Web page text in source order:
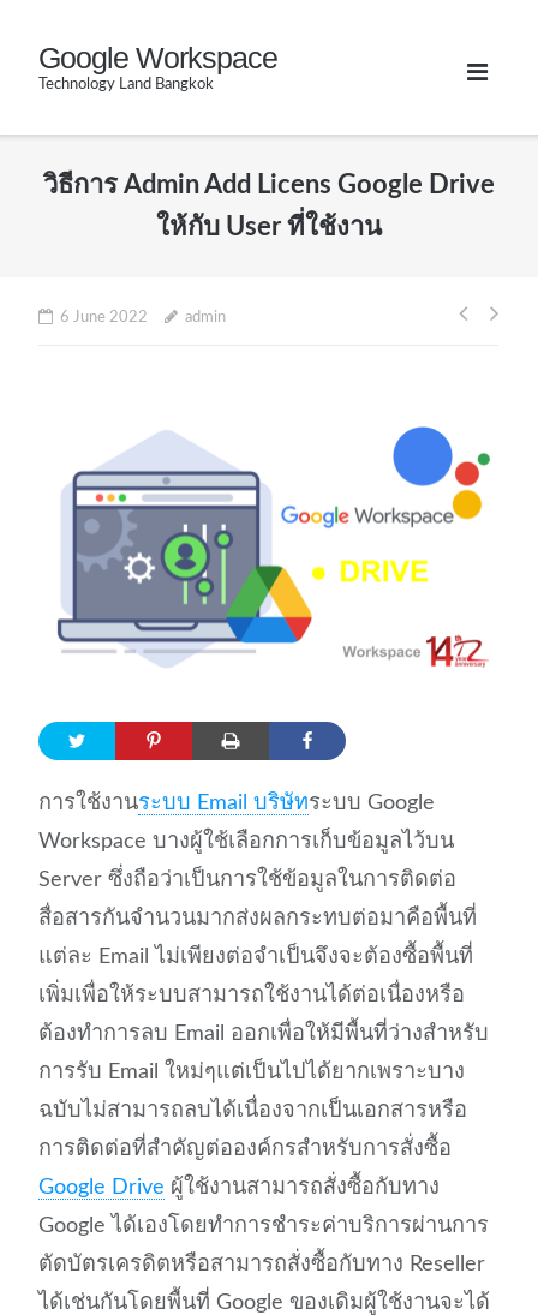
content
Google Workspace
Technology Land Bangkok
วิธีการ Admin Add Licens Google Drive
ให้กับ User ที่ใช้งาน
6 June 2022 admin
Post
การใช้งานระบบ Email บริษัทระบบ Google
Workspace บางผู้ใช้เลือกการเก็บข้อมูลไว้บน
Server ซึ่งถือว่าเป็นการใช้ข้อมูลในการติดต่อ
สื่อสารกันจำนวนมากส่งผลกระทบต่อมาคือพื้นที่
แต่ละ Email ไม่เพียงต่อจำเป็นจึงจะต้องซื้อพื้นที่
เพิ่มเพื่อให้ระบบสามารถใช้งานได้ต่อเนื่องหรือ
ต้องทำการลบ Email ออกเพื่อให้มีพื้นที่ว่างสำหรับ
การรับ Email ใหม่ๆแต่เป็นไปได้ยากเพราะบาง
ฉบับไม่สามารถลบได้เนื่องจากเป็นเอกสารหรือ
การติดต่อที่สำคัญต่อองค์กรสำหรับการสั่งซื้อ
Google Drive ผู้ใช้งานสามารถสั่งซื้อกับทาง
Google ได้เองโดยทำการชำระค่าบริการผ่านการ
ตัดบัตรเครดิตหรือสามารถสั่งซื้อกับทาง Reseller
ได้เช่นกันโดยพื้นที่ Google ของเดิมผู้ใช้งานจะได้